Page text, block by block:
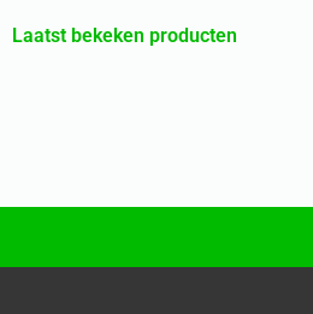
Laatst bekeken producten